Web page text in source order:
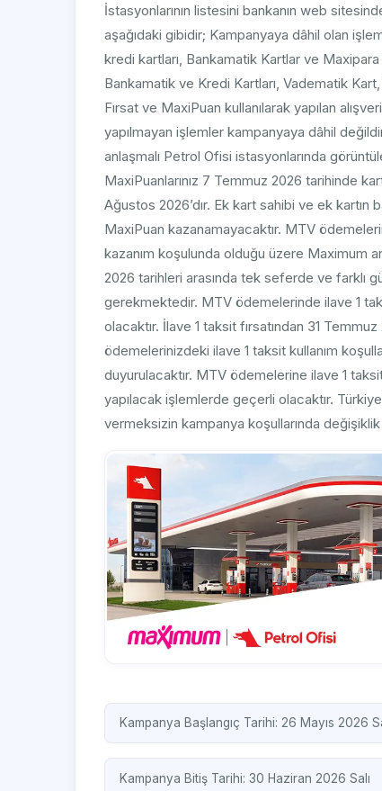
İstasyonlarının listesini bankanın web
aşağıdaki gibidir; Kampanyaya dâhil olan
kredi kartları, Bankamatik Kartlar ve
Bankamatik ve Kredi Kartları, Vadematik
Fırsat ve MaxiPuan kullanılarak yapılan
yapılmayan işlemler kampanyaya dâhil
anlaşmalı Petrol Ofisi istasyonlarında
MaxiPuanlarınız 7 Temmuz 2026 tarihinde
Ağustos 2026’dır. Ek kart sahibi ve ek kartın
MaxiPuan kazanamayacaktır. MTV
kazanım koşulunda olduğu üzere Maximum
2026 tarihleri arasında tek seferde ve farklı
gerekmektedir. MTV ödemelerinde ilave 1
olacaktır. İlave 1 taksit fırsatından 31
ödemelerinizdeki ilave 1 taksit kullanım
duyurulacaktır. MTV ödemelerine ilave 1
yapılacak işlemlerde geçerli olacaktır.
vermeksizin kampanya koşullarında
Kampanya Başlangıç Tarihi: 26 Mayıs 2026
Kampanya Bitiş Tarihi: 30 Haziran 2026 Salı